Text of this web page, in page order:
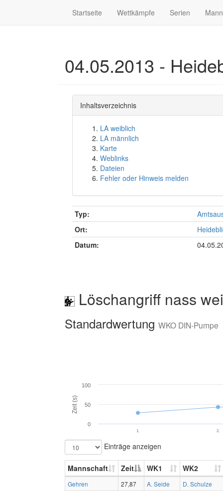
Startseite Wettkämpfe Serien
04.05.2013 -
Inhaltsverzeichnis
LA weiblich
LA männlich
Karte
Weblinks
Dateien
Fehler oder Hinweis melden
Typ:
Ort:
Datum:
Löschangriff nass
Standardwertung WKO DIN-Pumpe
Zeit (s)
1. 2.
0
50
100
Einträge anzeigen
Mannschaft Zeit WK1 WK2
Gehren 27,87 A. Seide
D. Schulze